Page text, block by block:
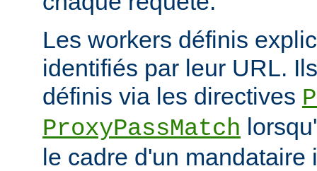
Les workers définis
identifiés par leur URL.
définis via les directives
ProxyPassMatch
le cadre d'un mandataire